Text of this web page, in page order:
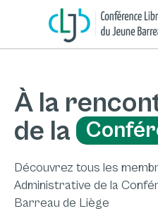
À la
de la
Découvrez tous les
Administrative de la
Barreau de Liège